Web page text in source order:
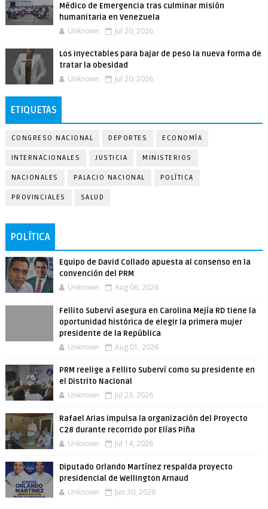
Médico de Emergencia tras culminar misión
humanitaria en Venezuela
Unknown Jul 20, 2026
Los inyectables para bajar de peso la nueva forma de
tratar la obesidad
Unknown Jul 20, 2026
ETIQUETAS
CONGRESO NACIONAL DEPORTES ECONOMÍA
INTERNACIONALES JUSTICIA MINISTERIOS
NACIONALES PALACIO NACIONAL POLÍTICA
PROVINCIALES SALUD
POLÍTICA
Equipo de David Collado apuesta al consenso en la
convención del PRM
Unknown Aug 06, 2026
Fellito Suberví asegura en Carolina Mejía RD tiene la
oportunidad histórica de elegir la primera mujer
presidente de la República
Unknown Aug 01, 2026
PRM reelige a Fellito Suberví como su presidente en
el Distrito Nacional
Unknown Jul 23, 2026
Rafael Arias impulsa la organización del Proyecto
C28 durante recorrido por Elías Piña
Unknown Jul 14, 2026
Diputado Orlando Martínez respalda proyecto
presidencial de Wellington Arnaud
Unknown Jun 30, 2026